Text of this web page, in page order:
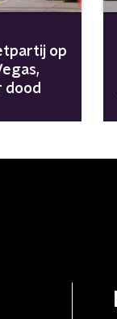
op
dood